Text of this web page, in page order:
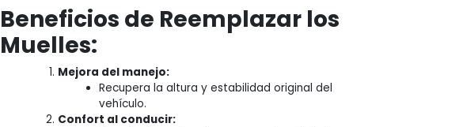
Beneficios de Reemplazar los
Muelles:
Mejora del manejo:
Recupera la altura y estabilidad original del
vehículo.
Confort al conducir: